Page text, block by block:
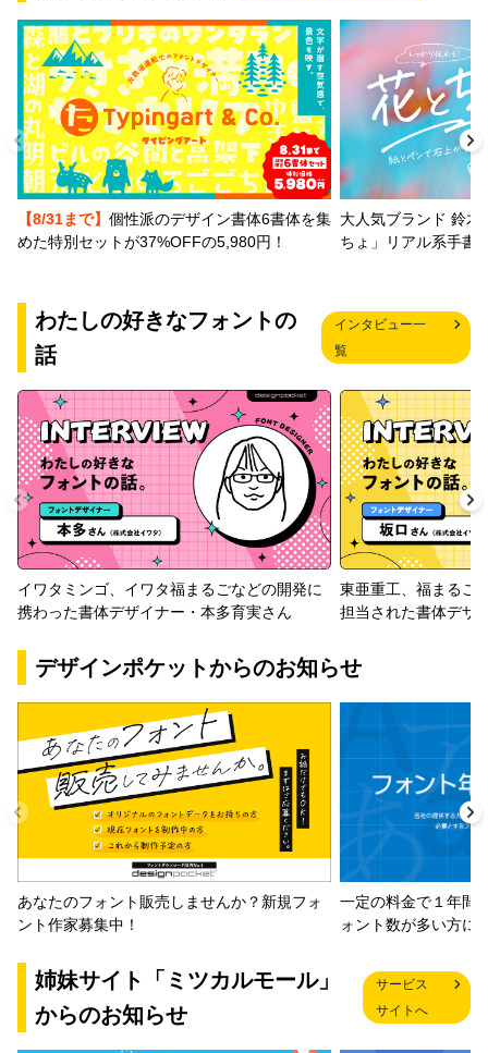
【8/31まで】 個性派のデザイン書体6書体を集
めた特別セットが37%OFFの5,980円！
大人気ブランド 鈴木
ちょ」リアル系手書
わたしの好きなフォントの
話
インタビュー一
覧
イワタミンゴ、イワタ福まるごなどの開発に
携わった書体デザイナー・本多育実さん
東亜重工、福まるご
担当された書体デザ
デザインポケットからのお知らせ
あなたのフォント販売しませんか？新規フォ
ント作家募集中！
一定の料金で１年間
ォント数が多い方に
姉妹サイト「ミツカルモール」
からのお知らせ
サービス
サイトへ